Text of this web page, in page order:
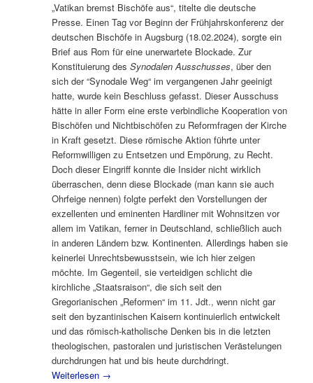
„Vatikan bremst Bischöfe aus“, titelte die deutsche
Presse. Einen Tag vor Beginn der Frühjahrskonferenz der
deutschen Bischöfe in Augsburg (18.02.2024), sorgte ein
Brief aus Rom für eine unerwartete Blockade. Zur
Konstituierung desSynodalen Ausschusses, über den
sich der “Synodale Weg“ im vergangenen Jahr geeinigt
hatte, wurde kein Beschluss gefasst. Dieser Ausschuss
hätte in aller Form eine erste verbindliche Kooperation von
Bischöfen und Nichtbischöfen zu Reformfragen der Kirche
in Kraft gesetzt. Diese römische Aktion führte unter
Reformwilligen zu Entsetzen und Empörung, zu Recht.
Doch dieser Eingriff konnte die Insider nicht wirklich
überraschen, denn diese Blockade (man kann sie auch
Ohrfeige nennen) folgte perfekt den Vorstellungen der
exzellenten und eminenten Hardliner mit Wohnsitzen vor
allem im Vatikan, ferner in Deutschland, schließlich auch
in anderen Ländern bzw. Kontinenten. Allerdings haben sie
keinerlei Unrechtsbewusstsein, wie ich hier zeigen
möchte. Im Gegenteil, sie verteidigen schlicht die
kirchliche „Staatsraison“, die sich seit den
Gregorianischen „Reformen“ im 11. Jdt., wenn nicht gar
seit den byzantinischen Kaisern kontinuierlich entwickelt
und das römisch-katholische Denken bis in die letzten
theologischen, pastoralen und juristischen Verästelungen
durchdrungen hat und bis heute durchdringt.
Weiterlesen →